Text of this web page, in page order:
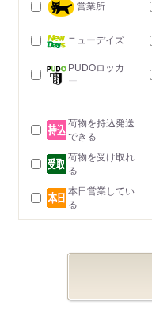
営業所
ニューデイズ
PUDOロッカ
ー
荷物を持込発送
できる
荷物を受け取れ
る
本日営業してい
る